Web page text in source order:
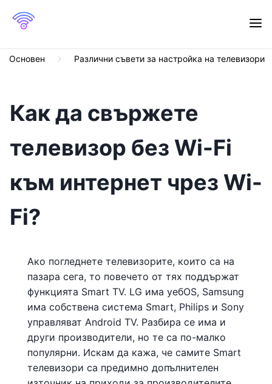
Основен Различни съвети за настройка на телевизори
Как да свържете
телевизор без Wi-Fi
към интернет чрез Wi-
Fi?
Ако погледнете телевизорите, които са на
пазара сега, то повечето от тях поддържат
функцията Smart TV. LG има уебOS, Samsung
има собствена система Smart, Philips и Sony
управляват Android TV. Разбира се има и
други производители, но те са по-малко
популярни. Искам да кажа, че самите Smart
телевизори са предимно допълнителен